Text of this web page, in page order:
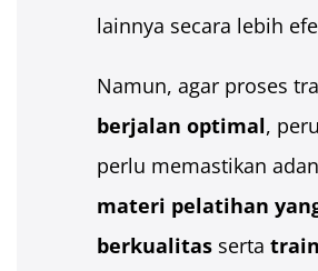
lainnya secara lebih
Namun, agar proses
berjalan optimal,
perlu memastikan
materi pelatihan
berkualitasserta